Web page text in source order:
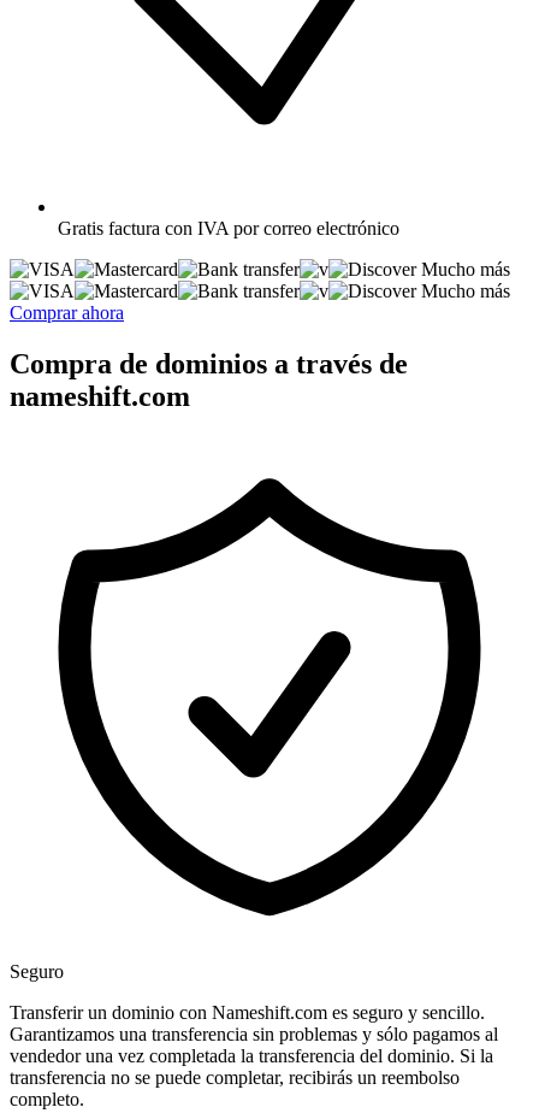
Gratis factura con IVA por correo electrónico
Mucho más
Mucho más
Comprar ahora
Compra de dominios a través de
nameshift.com
Seguro
Transferir un dominio con Nameshift.com es seguro y sencillo.
Garantizamos una transferencia sin problemas y sólo pagamos al
vendedor una vez completada la transferencia del dominio. Si la
transferencia no se puede completar, recibirás un reembolso
completo.